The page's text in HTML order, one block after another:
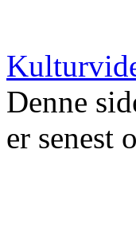
Denne
er senest